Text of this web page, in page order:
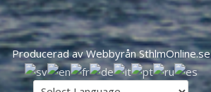
Producerad av Webbyrån SthlmOnline.se